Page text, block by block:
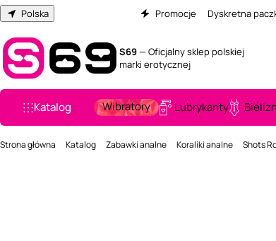
Polska Promocje Dyskretna
S69— Oficjalny sklep polskiej
marki erotycznej
Katalog Wibratory Lubrykanty
Strona główna Katalog Zabawki analne Koraliki analne Shots